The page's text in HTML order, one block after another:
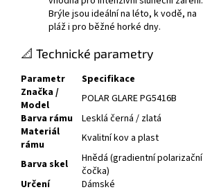
Brýle jsou ideální na léto, k vodě, na
pláž i pro běžné horké dny.
📐 Technické parametry
Parametr
Specifikace
Značka /
Model
POLAR GLARE PG5416B
Barva rámu
Lesklá černá / zlatá
Materiál
rámu
Kvalitní kov a plast
Barva skel
Hnědá (gradientní polarizační
čočka)
Určení
Dámské